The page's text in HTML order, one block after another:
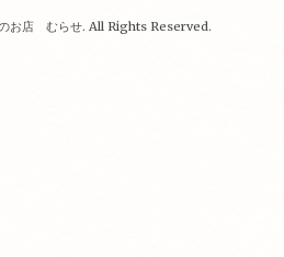
お店 むらせ. All Rights Reserved.